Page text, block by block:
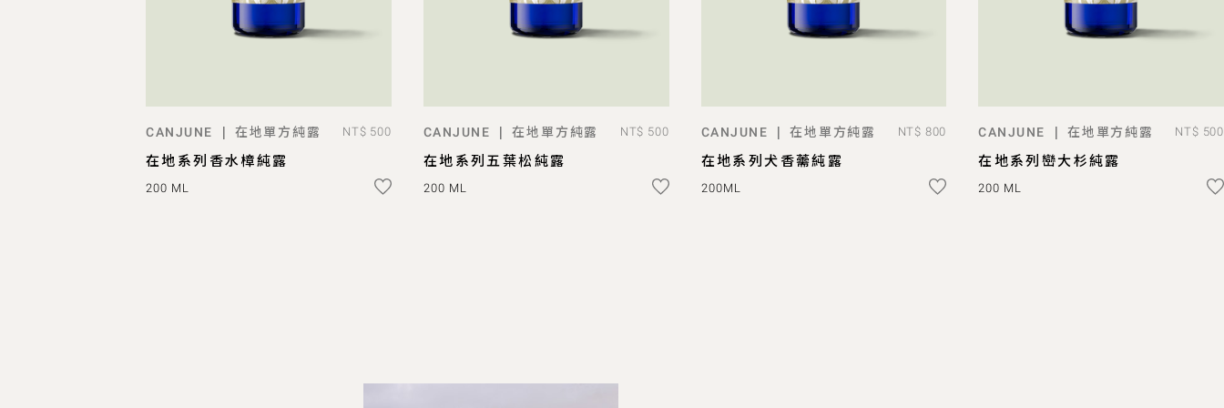
已售完
CANJUNE | 在地單方純露 NT$ 500
在地系列香水樟純露
200 ML
已售完
CANJUNE | 在地單方純露 NT$ 500
在地系列五葉松純露
200 ML
ADD TO BAG
CANJUNE | 在地單方純露 NT$ 800
在地系列犬香薷純露
200ML
已售完
CANJUNE | 在地單方純露 NT$ 500
在地系列巒大杉純露
200 ML